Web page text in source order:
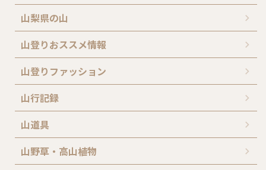
山梨県の山
山登りおススメ情報
山登りファッション
山行記録
山道具
山野草・高山植物